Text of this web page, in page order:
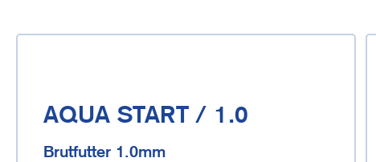
AQUA START / 1.0
Brutfutter 1.0mm